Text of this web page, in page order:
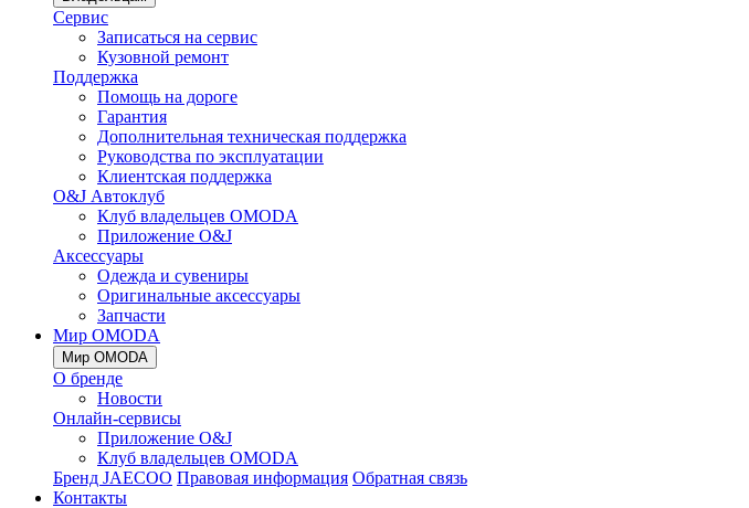
Сервис
Записаться на сервис
Кузовной ремонт
Поддержка
Помощь на дороге
Гарантия
Дополнительная техническая поддержка
Руководства по эксплуатации
Клиентская поддержка
O&J Автоклуб
Клуб владельцев OMODA
Приложение O&J
Аксессуары
Одежда и сувениры
Оригинальные аксессуары
Запчасти
Мир OMODA
Мир OMODA
О бренде
Новости
Онлайн-сервисы
Приложение O&J
Клуб владельцев OMODA
Бренд JAECOO Правовая информация Обратная связь
Контакты